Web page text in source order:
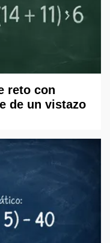
reto con
de un vistazo